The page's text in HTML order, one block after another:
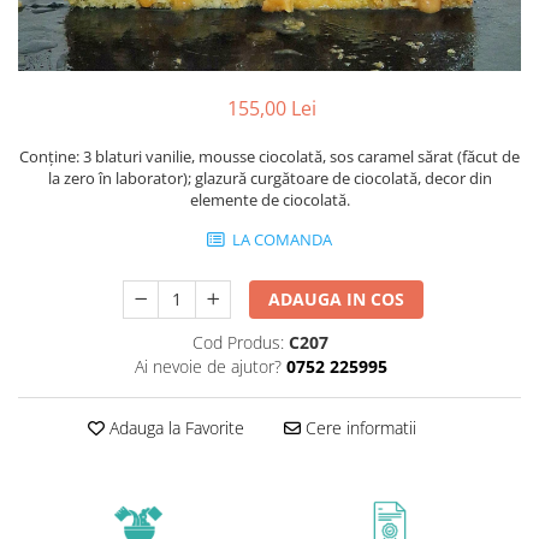
155,00 Lei
Conține: 3 blaturi vanilie, mousse ciocolată, sos caramel sărat (făcut de
la zero în laborator); glazură curgătoare de ciocolată, decor din
elemente de ciocolată.
LA COMANDA
ADAUGA IN COS
Cod Produs: C207
Ai nevoie de ajutor? 0752 225995
Adauga la Favorite Cere informatii